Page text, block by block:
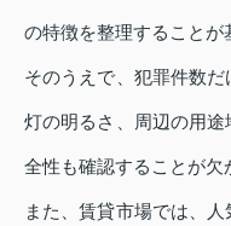
の特徴を整理することが
そのうえで、犯罪件数
灯の明るさ、周辺の用
全性も確認することが欠
また、賃貸市場では、